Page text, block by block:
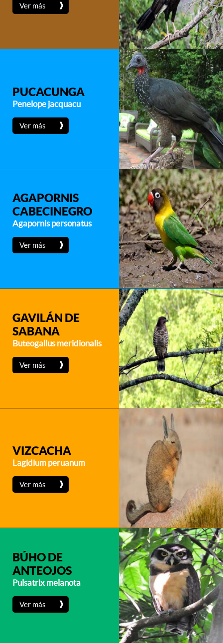
Ver más ❱
PUCACUNGA
Penelope jacquacu
Ver más ❱
AGAPORNIS
CABECINEGRO
Agapornis personatus
Ver más ❱
GAVILÁN DE
SABANA
Buteogallus meridionalis
Ver más ❱
VIZCACHA
Lagidium peruanum
Ver más ❱
BÚHO DE
ANTEOJOS
Pulsatrix melanota
Ver más ❱